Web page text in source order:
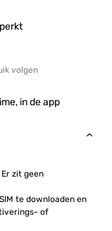
volgen
in de app
zit geen
te downloaden en
of